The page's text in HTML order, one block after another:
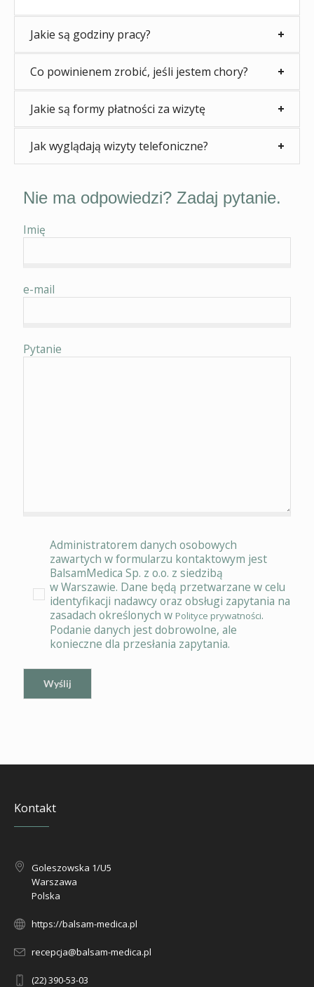
Jakie są godziny pracy?
Co powinienem zrobić, jeśli jestem chory?
Jakie są formy płatności za wizytę
Jak wyglądają wizyty telefoniczne?
Nie ma odpowiedzi? Zadaj pytanie.
Imię
e-mail
Pytanie
Administratorem danych osobowych
zawartych w formularzu kontaktowym jest
BalsamMedica Sp. z o.o. z siedzibą
w Warszawie. Dane będą przetwarzane w celu
identyfikacji nadawcy oraz obsługi zapytania na
zasadach określonych w Polityce prywatności.
Podanie danych jest dobrowolne, ale
konieczne dla przesłania zapytania.
Kontakt
Goleszowska 1/U5
Warszawa
Polska
https://balsam-medica.pl
recepcja@balsam-medica.pl
(22) 390-53-03